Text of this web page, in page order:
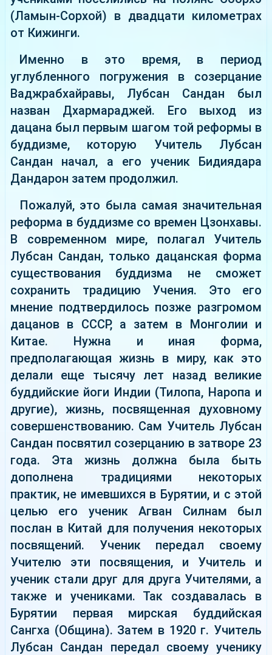
(Ламын-Сорхой) в двадцати километрах
от Кижинги.
Именно в это время, в период
углубленного погружения в созерцание
Ваджрабхайравы, Лубсан Сандан был
назван Дхармараджей. Его выход из
дацана был первым шагом той реформы в
буддизме, которую Учитель Лубсан
Сандан начал, а его ученик Бидиядара
Дандарон затем продолжил.
Пожалуй, это была самая значительная
реформа в буддизме со времен Цзонхавы.
В современном мире, полагал Учитель
Лубсан Сандан, только дацанская форма
существования буддизма не сможет
сохранить традицию Учения. Это его
мнение подтвердилось позже разгромом
дацанов в СССР, а затем в Монголии и
Китае. Нужна и иная форма,
предполагающая жизнь в миру, как это
делали еще тысячу лет назад великие
буддийские йоги Индии (Тилопа, Наропа и
другие), жизнь, посвященная духовному
совершенствованию. Сам Учитель Лубсан
Сандан посвятил созерцанию в затворе 23
года. Эта жизнь должна была быть
дополнена традициями некоторых
практик, не имевшихся в Бурятии, и с этой
целью его ученик Агван Силнам был
послан в Китай для получения некоторых
посвящений. Ученик передал своему
Учителю эти посвящения, и Учитель и
ученик стали друг для друга Учителями, а
также и учениками. Так создавалась в
Бурятии первая мирская буддийская
Сангха (Община). Затем в 1920 г. Учитель
Лубсан Сандан передал своему ученику